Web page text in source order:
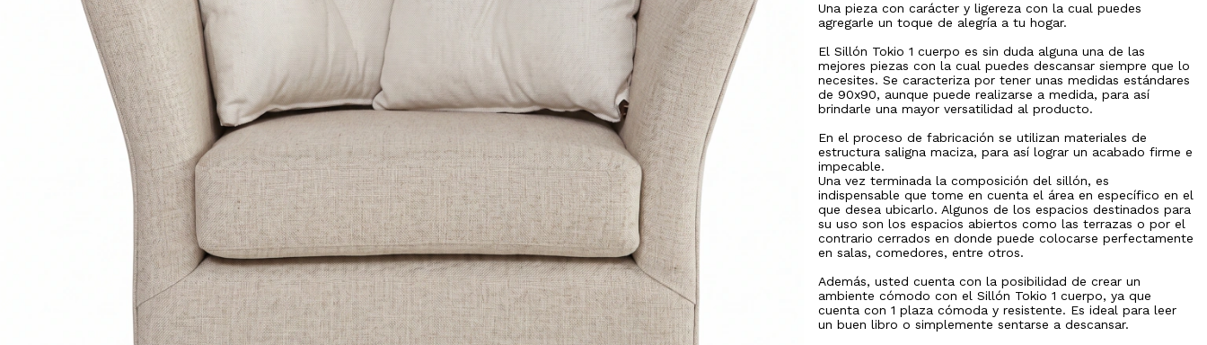
Una pieza con carácter y ligereza con la cual puedes
agregarle un toque de alegría a tu hogar.
El Sillón Tokio 1 cuerpo es sin duda alguna una de las
mejores piezas con la cual puedes descansar siempre que lo
necesites. Se caracteriza por tener unas medidas estándares
de 90x90, aunque puede realizarse a medida, para así
brindarle una mayor versatilidad al producto.
En el proceso de fabricación se utilizan materiales de
estructura saligna maciza, para así lograr un acabado firme e
impecable.
Una vez terminada la composición del sillón, es
indispensable que tome en cuenta el área en específico en el
que desea ubicarlo. Algunos de los espacios destinados para
su uso son los espacios abiertos como las terrazas o por el
contrario cerrados en donde puede colocarse perfectamente
en salas, comedores, entre otros.
Además, usted cuenta con la posibilidad de crear un
ambiente cómodo con el Sillón Tokio 1 cuerpo, ya que
cuenta con 1 plaza cómoda y resistente. Es ideal para leer
un buen libro o simplemente sentarse a descansar.